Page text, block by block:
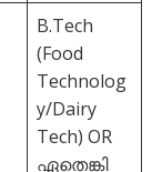
B.Tech
(Food
Technolog
y/Dairy
Tech) OR
ഏതെങ്കി